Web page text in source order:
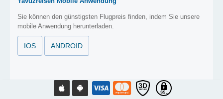
Sie können den günstigsten Flugpreis finden, indem Sie unsere
mobile Anwendung herunterladen.
IOS ANDROID